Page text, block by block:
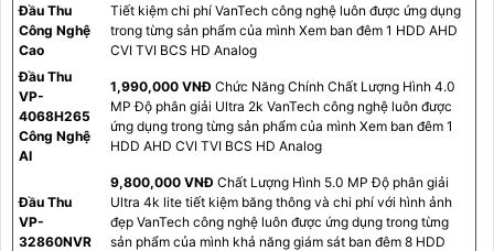
Đầu Thu
Công Nghệ
Cao
Tiết kiệm chi phí VanTech công nghệ luôn được ứng dụng
trong từng sản phẩm của mình Xem ban đêm 1 HDD AHD
CVI TVI BCS HD Analog
Đầu Thu
VP-
4068H265
Công Nghệ
AI
1,990,000 VNĐ Chức Năng Chính Chất Lượng Hình 4.0
MP Độ phân giải Ultra 2k VanTech công nghệ luôn được
ứng dụng trong từng sản phẩm của mình Xem ban đêm 1
HDD AHD CVI TVI BCS HD Analog
Đầu Thu
VP-
32860NVR
9,800,000 VNĐ Chất Lượng Hình 5.0 MP Độ phân giải
Ultra 4k lite tiết kiệm băng thông và chi phí với hình ảnh
đẹp VanTech công nghệ luôn được ứng dụng trong từng
sản phẩm của mình khả năng giám sát ban đêm 8 HDD